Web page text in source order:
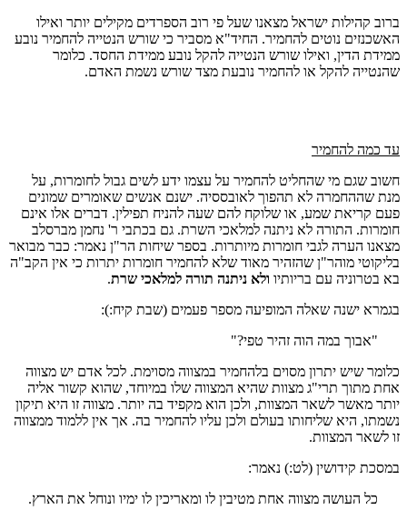
ברוב קהילות ישראל מצאנו שעל פי רוב הספרדים מקילים יותר ואילו
האשכנזים נוטים להחמיר. החיד"א מסביר כי שורש הנטייה להחמיר נובע
ממידת הדין, ואילו שורש הנטייה להקל נובע ממידת החסד. כלומר
שהנטייה להקל או להחמיר נובעת מצד שורש נשמת האדם.
עד כמה להחמיר
חשוב שגם מי שהחליט להחמיר על עצמו ידע לשים גבול לחומרות, על
מנת שההחמרה לא תהפוך לאובססיה. ישנם אנשים שאומרים שמונים
פעם קריאת שמע, או שלוקח להם שעה להניח תפילין. דברים אלו אינם
חומרות. התורה לא ניתנה למלאכי השרת. גם בכתבי ר' נחמן מברסלב
מצאנו הערה לגבי חומרות מיותרות. בספר שיחות הר"ן נאמר: כבר מבואר
בליקוטי מוהר"ן שהזהיר מאוד שלא להחמיר חומרות יתרות כי אין הקב"ה
בא בטרוניה עם בריותיו ולא ניתנה תורה למלאכי שרת.
בגמרא ישנה שאלה המופיעה מספר פעמים (שבת קיח:):
"אבוך במה הוה זהיר טפי?"
כלומר שיש יתרון מסוים בלהחמיר במצווה מסוימת. לכל אדם יש מצווה
אחת מתוך תרי"ג מצוות שהיא המצווה שלו במיוחד, שהוא קשור אליה
יותר מאשר לשאר המצוות, ולכן הוא מקפיד בה יותר. מצווה זו היא תיקון
נשמתו, היא שליחותו בעולם ולכן עליו להחמיר בה. אך אין ללמוד ממצווה
זו לשאר המצוות.
במסכת קידושין (לט:) נאמר:
כל העושה מצווה אחת מטיבין לו ומאריכין לו ימיו ונוחל את הארץ.